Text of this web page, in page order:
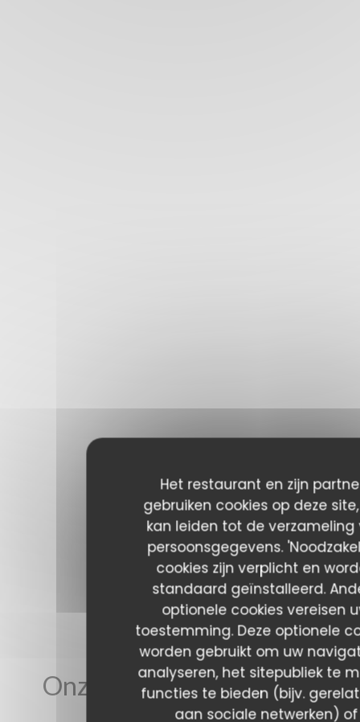
Het restaurant en zijn
gebruiken cookies op deze
kan leiden tot de verzameling
persoonsgegevens.
cookies zijn verplicht en
standaard geïnstalleerd.
optionele cookies vereisen
toestemming. Deze optionele
worden gebruikt om uw
analyseren, het sitepubliek te
functies te bieden (bijv.
aan sociale netwerken) of
Onze gastbeoordelingen